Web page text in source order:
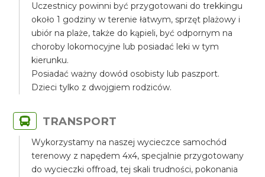
Uczestnicy powinni być przygotowani do trekkingu
około 1 godziny w terenie łatwym, sprzęt plażowy i
ubiór na plaże, także do kąpieli, być odpornym na
choroby lokomocyjne lub posiadać leki w tym
kierunku.
Posiadać ważny dowód osobisty lub paszport.
Dzieci tylko z dwojgiem rodziców.
TRANSPORT
Wykorzystamy na naszej wycieczce samochód
terenowy z napędem 4x4, specjalnie przygotowany
do wycieczki offroad, tej skali trudności, pokonania